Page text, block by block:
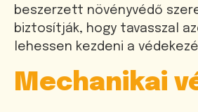
beszerzett növényvédő
biztosítják, hogy tavasszal
lehessen kezdeni a
Mechanikai